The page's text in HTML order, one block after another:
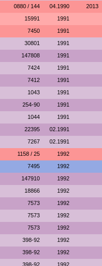
0880 / 144 04.1990 2013
15991 1991
7450 1991
30801 1991
147808 1991
7424 1991
7412 1991
1043 1991
254-90 1991
1044 1991
22395 02.1991
7267 02.1991
1158 / 25 1992
7495 1992
147910 1992
18866 1992
7573 1992
7573 1992
7573 1992
398-92 1992
398-92 1992
398-92 1992